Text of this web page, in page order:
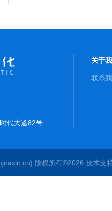
代大道82号
关于
联系
版权所有©2026 技术支